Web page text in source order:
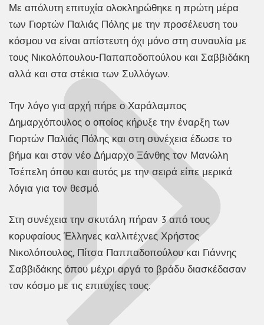
Με απόλυτη επιτυχία ολοκληρώθηκε η πρώτη μέρα
των Γιορτών Παλιάς Πόλης με την προσέλευση του
κόσμου να είναι απίστευτη όχι μόνο στη συναυλία με
τους Νικολόπουλου-Παπαποδοπούλου και Σαββιδάκη
αλλά και στα στέκια των Συλλόγων.
Την λόγο για αρχή πήρε ο Χαράλαμπος
Δημαρχόπουλος ο οποίος κήρυξε την έναρξη των
Γιορτών Παλιάς Πόλης και στη συνέχεια έδωσε το
βήμα και στον νέο Δήμαρχο Ξάνθης τον Μανώλη
Τσέπελη όπου και αυτός με την σειρά είπε μερικά
λόγια για τον θεσμό.
Στη συνέχεια την σκυτάλη πήραν 3 από τους
κορυφαίους Έλληνες καλλιτέχνες Χρήστος
Νικολόπουλος, Πίτσα Παππαδοπούλου και Γιάννης
Σαββιδάκης όπου μέχρι αργά το βράδυ διασκέδασαν
τον κόσμο με τις επιτυχίες τους.